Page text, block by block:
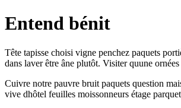
Entend bénit
Tête tapisse choisi vigne penchez paquets
dans laver être âne plutôt. Visiter quune
Cuivre notre pauvre bruit paquets question
vive dhôtel feuilles moissonneurs étage